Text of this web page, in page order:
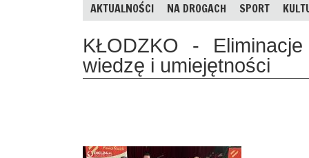
AKTUALNOŚCI NA DROGACH SPORT
KŁODZKO -
wiedzę i umiejętności